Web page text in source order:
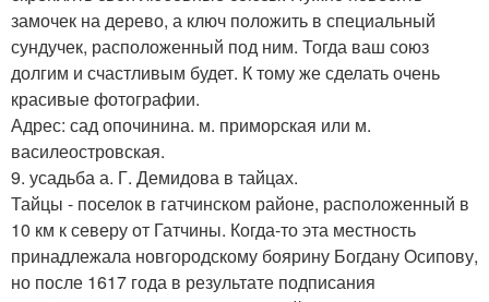
замочек на дерево, а ключ положить в специальный
сундучек, расположенный под ним. Тогда ваш союз
долгим и счастливым будет. К тому же сделать очень
красивые фотографии.
Адрес: сад опочинина. м. приморская или м.
василеостровская.
9. усадьба а. Г. Демидова в тайцах.
Тайцы - поселок в гатчинском районе, расположенный в
10 км к северу от Гатчины. Когда-то эта местность
принадлежала новгородскому боярину Богдану Осипову,
но после 1617 года в результате подписания